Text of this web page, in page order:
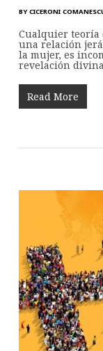
BY CICERONI
Cualquier teoría
una relación
la mujer, es
revelación
Read More